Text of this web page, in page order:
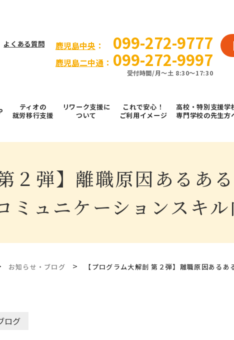
よくある質問 ⿅児島中央 ： 099-272-9777
鹿児島二中通： 099-272-9997
受付時間/⽉〜⼟ 8:30～17:30
ティオの
就労移⾏⽀援
リワーク支援に
ついて
これで安⼼！
ご利⽤イメージ
高校・特別支援学
専門学校の先生方
２弾】離職原因あるあ
ミュニケーションスキ
お知らせ・ブログ >
【プログラム大解剖 第２弾】離職原因ある
ログ